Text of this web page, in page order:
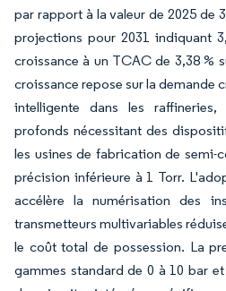
par rapport à la valeur de 2025 de
projections pour 2031 indiquant
croissance à un TCAC de 3,38 %
croissance repose sur la demande
intelligente dans les
profonds nécessitant des
les usines de fabrication de semi-
précision inférieure à 1 Torr.
accélère la numérisation des
transmetteurs multivariables
le coût total de possession. La
gammes standard de 0 à 10 bar